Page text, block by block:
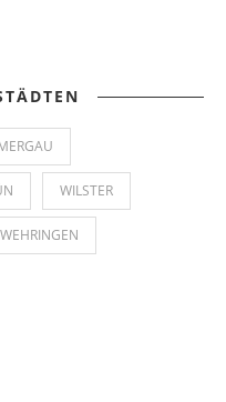
WILSTER
WEHRINGEN